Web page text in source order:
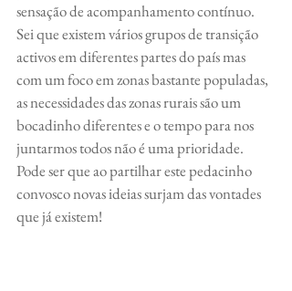
sensação de acompanhamento contínuo.
Sei que existem vários grupos de transição
activos em diferentes partes do país mas
com um foco em zonas bastante populadas,
as necessidades das zonas rurais são um
bocadinho diferentes e o tempo para nos
juntarmos todos não é uma prioridade.
Pode ser que ao partilhar este pedacinho
convosco novas ideias surjam das vontades
que já existem!